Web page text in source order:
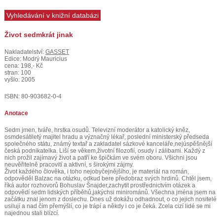
Vyhledávání v knižní databázi
Život sedmkrát jinak
Nakladatelství: GASSET
Edice: Modrý Mauricius
cena: 198,- Kč
stran: 100
vyšlo: 2005
ISBN: 80-903682-0-4
Anotace
Sedm jmen, tváře, hrstka osudů. Televizní moderátor a katolický kněz,
osmdesátiletý majitel hradu a význačný lékař, poslední ministerský předseda
společného státu, známý textař a zakladatel sázkové kanceláře,nejúspěšnější
česká podnikatelka. Liší se věkem,životní filozofií, osudy i zálibami. Každý z
nich prožil zajímavý život a patří ke špičkám ve svém oboru. Všichni jsou
neuvěřitelně pracovití a aktivní, s širokými zájmy.
Život každého člověka, i toho nejobyčejnějšího, je materiál na román,
odpověděl Balzac na otázku, odkud bere předobraz svých hrdinů. Chtěl jsem,
říká autor rozhovorů Bohuslav Šnajder,zachytit prostřednictvím otázek a
odpovědí sedm lidských příběhů,jakýchsi minirománů. Všechna jména jsem na
začátku znal jenom z doslechu. Dnes už dokážu odhadnout, o co jejich nositelé
usilují a nad čím přemýšlí, co je trápí a někdy i co je čeká. Zcela cizí lidé se mi
najednou stali blízcí.